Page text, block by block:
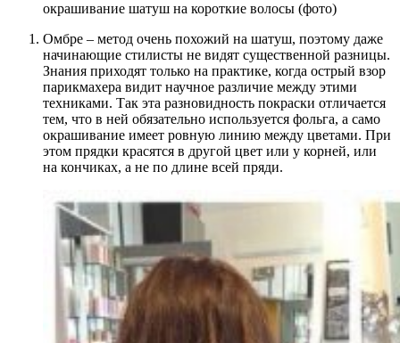
окрашивание шатуш на короткие волосы (фото)
Омбре – метод очень похожий на шатуш, поэтому даже
начинающие стилисты не видят существенной разницы.
Знания приходят только на практике, когда острый взор
парикмахера видит научное различие между этими
техниками. Так эта разновидность покраски отличается
тем, что в ней обязательно используется фольга, а само
окрашивание имеет ровную линию между цветами. При
этом прядки красятся в другой цвет или у корней, или
на кончиках, а не по длине всей пряди.